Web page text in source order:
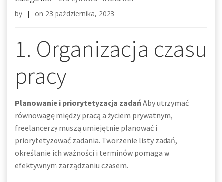
by | on 23 października, 2023
1. Organizacja czasu
pracy
Planowanie i priorytetyzacja zadańAby utrzymać
równowagę między pracą a życiem prywatnym,
freelancerzy muszą umiejętnie planować i
priorytetyzować zadania. Tworzenie listy zadań,
określanie ich ważności i terminów pomaga w
efektywnym zarządzaniu czasem.